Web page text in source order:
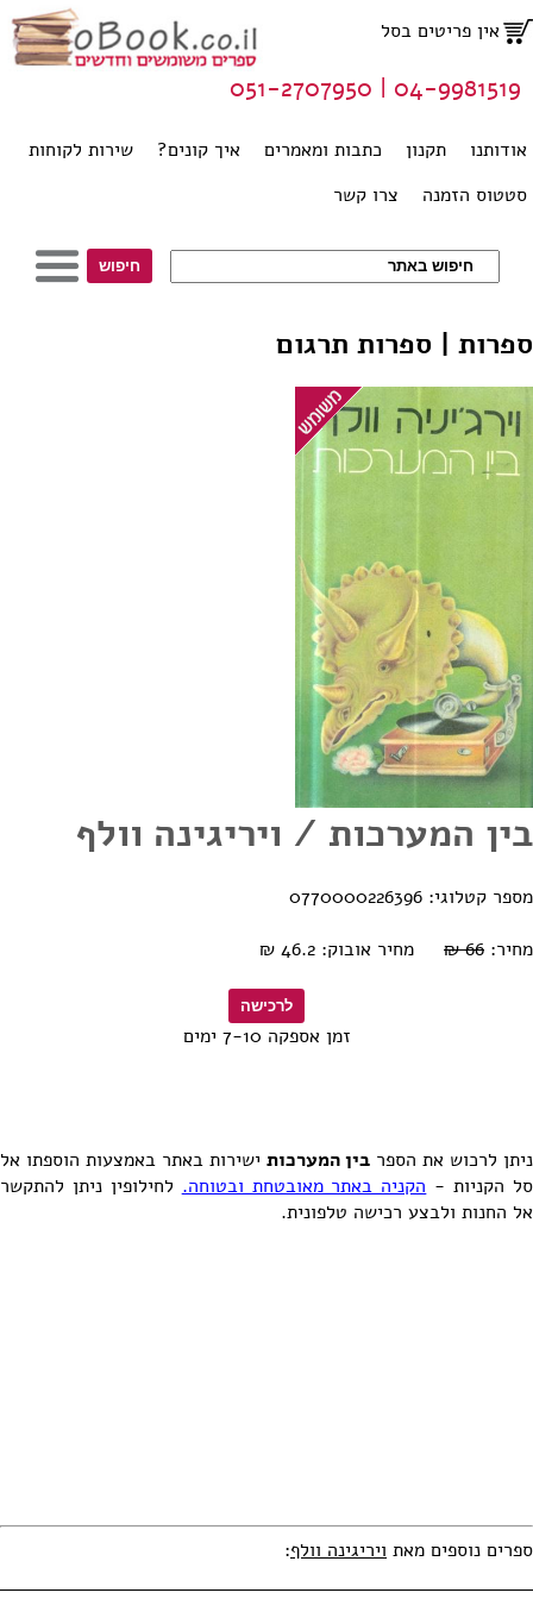
אין פריטים בסל
אודותנו תקנון כתבות ומאמרים איך קונים?
שירות לקוחות
סטטוס הזמנה
צרו קשר
04-9981519 | 051-2707950
ספרות | ספרות תרגום
בין המערכות / ויריגינה וולף
מספר קטלוגי: 0770000226396
מחיר: 66 ₪ מחיר אובוק: 46.2 ₪
זמן אספקה 7-10 ימים
ניתן לרכוש את הספר בין המערכות ישירות באתר באמצעות הוספתו אל
סל הקניות - הקניה באתר מאובטחת ובטוחה. לחילופין ניתן להתקשר
אל החנות ולבצע רכישה טלפונית.
ספרים נוספים מאת ויריגינה וולף: